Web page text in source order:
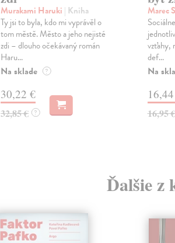
Murakami Haruki | Kniha
Ty jsi to byla, kdo mi vyprávěl o
tom městě. Město a jeho nejisté
zdi – dlouho očekávaný román
Haru...
Na sklade ?
30,22 €
32,85 € ?
Marec
vzťahy,
def...
Na
16,95 €
Ďalšie z